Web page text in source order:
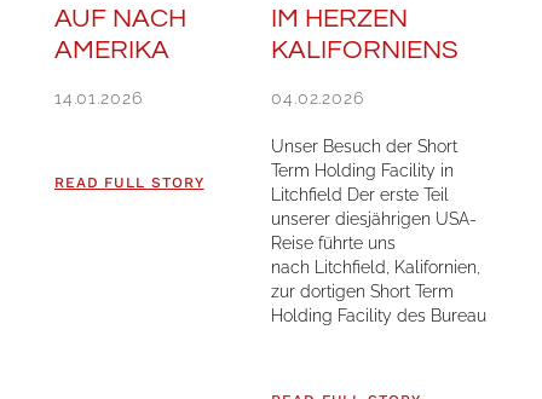
AUF NACH
AMERIKA
14.01.2026
READ FULL STORY
IM HERZEN
KALIFORNIENS
04.02.2026
Unser Besuch der Short
Term Holding Facility in
Litchfield Der erste Teil
unserer diesjährigen USA-
Reise führte uns
nach Litchfield, Kalifornien,
zur dortigen Short Term
Holding Facility des Bureau